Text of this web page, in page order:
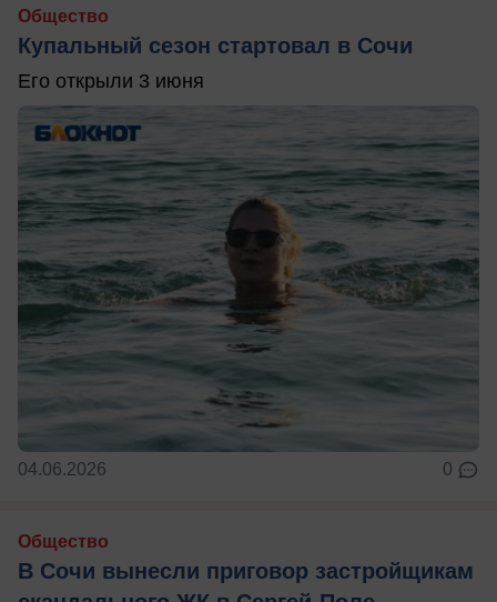
Общество
Купальный сезон стартовал в Сочи
Его открыли 3 июня
04.06.2026 0
Общество
В Сочи вынесли приговор застройщикам